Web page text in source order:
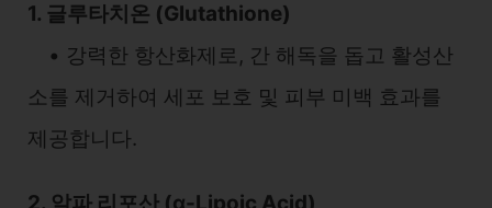
1. 글루타치온 (Glutathione)
• 강력한 항산화제로, 간 해독을 돕고 활성산
소를 제거하여 세포 보호 및 피부 미백 효과를
제공합니다.